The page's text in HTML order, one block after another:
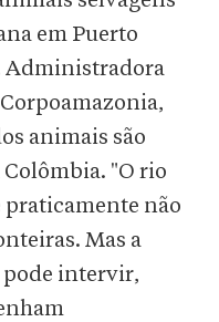
em Puerto
Administradora
animais são
"O rio
não
Mas a
pode intervir,